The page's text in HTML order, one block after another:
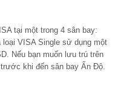
tại một trong 4 sân bay:
VISA Single sử dụng một
Nếu bạn muốn lưu trú trên
khi đến sân bay Ấn Độ.